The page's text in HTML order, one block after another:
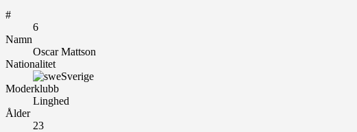
#
6
Namn
Oscar Mattson
Nationalitet
Sverige
Moderklubb
Linghed
Ålder
23